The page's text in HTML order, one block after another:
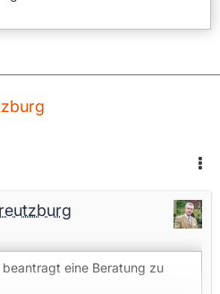
beantragt eine Beratung zu